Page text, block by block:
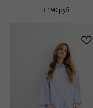
3 190 руб.